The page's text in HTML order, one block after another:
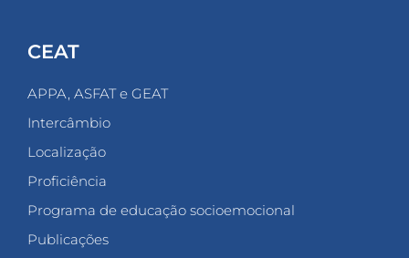
CEAT
APPA, ASFAT e GEAT
Intercâmbio
Localização
Proficiência
Programa de educação socioemocional
Publicações